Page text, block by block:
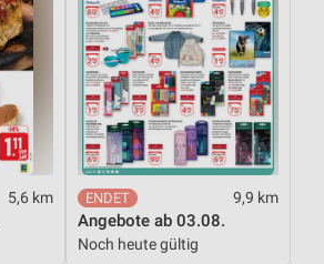
5,6 km 9,9 km
Angebote ab 03.08.
Noch heute gültig